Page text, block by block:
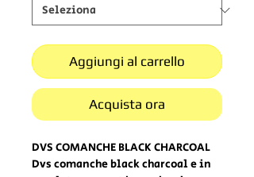
Aggiungi al carrello
Acquista ora
DVS COMANCHE BLACK CHARCOAL
Dvs comanche black charcoal e in